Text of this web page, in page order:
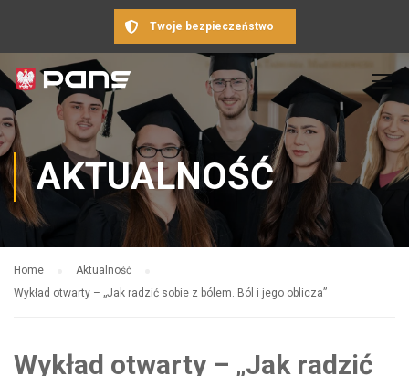
Twoje bezpieczeństwo
AKTUALNOŚĆ
Home
Aktualność
Wykład otwarty – „Jak radzić sobie z bólem. Ból i jego oblicza”
Wykład otwarty – „Jak radzić